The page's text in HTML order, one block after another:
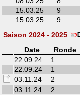
15.03.25
9
15.03.25
9
Saison 2024 - 2025
Date
Ronde
22.09.24
1
22.09.24
1
03.11.24
2
03.11.24
2